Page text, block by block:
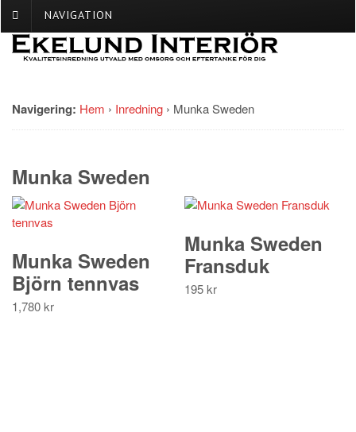
NAVIGATION
Navigering: Hem › Inredning › Munka Sweden
Munka Sweden
Munka Sweden
Björn tennvas
1,780 kr
Munka Sweden
Fransduk
195 kr